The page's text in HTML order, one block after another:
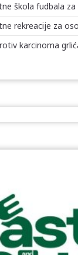
škola fudbala za
rekreacije za
karcinoma